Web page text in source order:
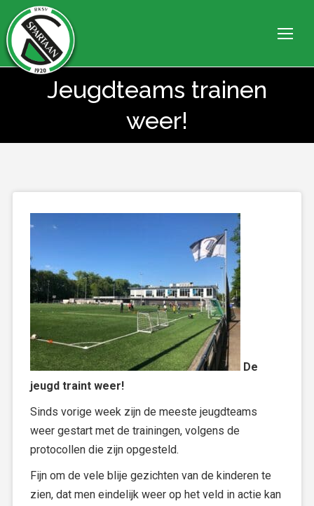
Jeugdteams trainen
weer!
De
jeugd traint weer!
Sinds vorige week zijn de meeste jeugdteams
weer gestart met de trainingen, volgens de
protocollen die zijn opgesteld.
Fijn om de vele blije gezichten van de kinderen te
zien, dat men eindelijk weer op het veld in actie kan